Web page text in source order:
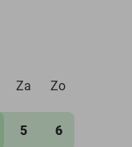
Za Zo
5 6